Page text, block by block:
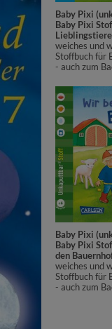
Baby Pixi
Baby Pixi
Lieblingstiere
weiches und
Stoffbuch für
- auch zum
Baby Pixi
Baby Pixi
den
weiches und
Stoffbuch für
- auch zum